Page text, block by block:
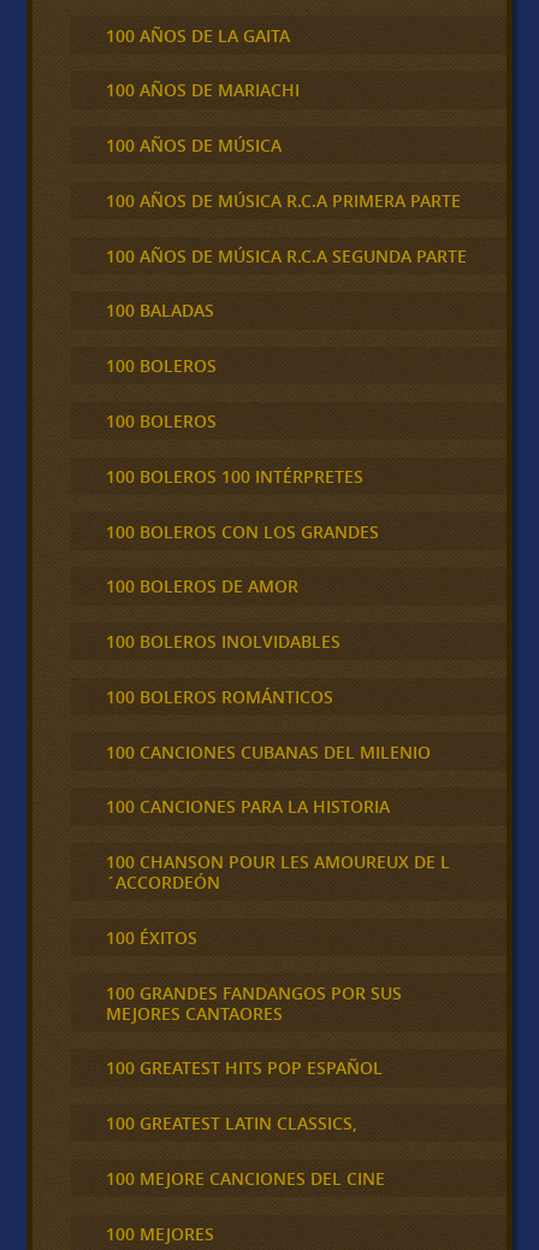
100 AÑOS DE LA GAITA
100 AÑOS DE MARIACHI
100 AÑOS DE MÚSICA
100 AÑOS DE MÚSICA R.C.A PRIMERA PARTE
100 AÑOS DE MÚSICA R.C.A SEGUNDA PARTE
100 BALADAS
100 BOLEROS
100 BOLEROS
100 BOLEROS 100 INTÉRPRETES
100 BOLEROS CON LOS GRANDES
100 BOLEROS DE AMOR
100 BOLEROS INOLVIDABLES
100 BOLEROS ROMÁNTICOS
100 CANCIONES CUBANAS DEL MILENIO
100 CANCIONES PARA LA HISTORIA
100 CHANSON POUR LES AMOUREUX DE L
´ACCORDEÓN
100 ÉXITOS
100 GRANDES FANDANGOS POR SUS
MEJORES CANTAORES
100 GREATEST HITS POP ESPAÑOL
100 GREATEST LATIN CLASSICS,
100 MEJORE CANCIONES DEL CINE
100 MEJORES